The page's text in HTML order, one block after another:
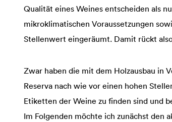
Qualität eines Weines entscheiden als
mikroklimatischen Voraussetzungen
Stellenwert eingeräumt. Damit rückt
Zwar haben die mit dem Holzausbau in
Reserva nach wie vor einen hohen
Etiketten der Weine zu finden sind und
Im Folgenden möchte ich zunächst den